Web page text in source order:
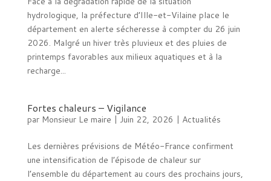
hydrologique, la préfecture d’Ille-et-Vilaine place le
département en alerte sécheresse à compter du 26 juin
2026. Malgré un hiver très pluvieux et des pluies de
printemps favorables aux milieux aquatiques et à la
recharge...
Fortes chaleurs – Vigilance
par Monsieur Le maire | Juin 22, 2026 | Actualités
Les dernières prévisions de Météo-France confirment
une intensification de l’épisode de chaleur sur
l’ensemble du département au cours des prochains jours,